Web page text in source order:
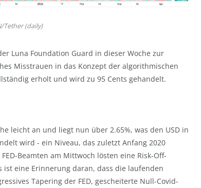
Tether (daily)
Luna Foundation Guard in dieser Woche zur
Misstrauen in das Konzept der algorithmischen
erholt und wird zu 95 Cents gehandelt.
leicht an und liegt nun über 2.65%, was den USD in
wird - ein Niveau, das zuletzt Anfang 2020
Beamten am Mittwoch lösten eine Risk-Off-
eine Erinnerung daran, dass die laufenden
Tapering der FED, gescheiterte Null-Covid-